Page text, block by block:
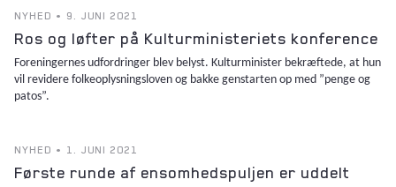
NYHED • 9. JUNI 2021
Ros og løfter på Kulturministeriets konference
Foreningernes udfordringer blev belyst. Kulturminister bekræftede, at hun
vil revidere folkeoplysningsloven og bakke genstarten op med ”penge og
patos”.
NYHED • 1. JUNI 2021
Første runde af ensomhedspuljen er uddelt